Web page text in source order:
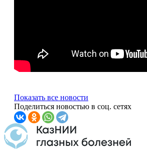
Показать все новости
Поделиться новостью в соц. сетях